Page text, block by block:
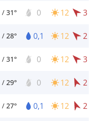
/ 31° 0 12 3
/ 28° 0,1 12 2
/ 31° 0 12 3
/ 29° 0 12 2
/ 27° 0,1 12 2